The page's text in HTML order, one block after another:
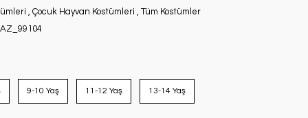
, Çocuk Hayvan Kostümleri , Tüm Kostümler
9-10 Yaş 11-12 Yaş 13-14 Yaş